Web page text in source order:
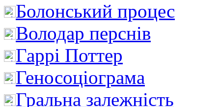
Болонський процес
Володар перснів
Гаррі Поттер
Геносоціограма
Гральна залежність